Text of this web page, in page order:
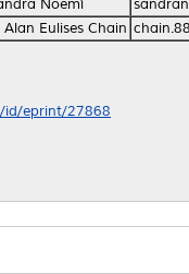
Noemí
Eulises Chain
id/eprint/27868